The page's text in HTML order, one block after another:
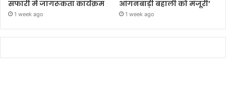
सफारी में जागरूकता कार्यक्रम
1 week ago
आंगनबाड़ी बहाली को मंजूरी’
1 week ago